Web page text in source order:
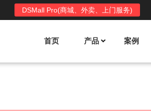
DSMall Pro(商城、外卖、上门服务)
首页 产品 案例